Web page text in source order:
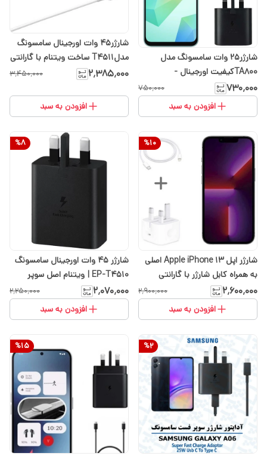
شارژر۲۵ وات سامسونگ مدل
TA800کیفیت اورجینال -
۷۳۰٬۰۰۰ ۷۵۰٬۰۰۰
افزودن به سبد
شارژر۴۵ وات اورجینال سامسونگ
مدلT4511 ساخت ویتنام با گارانتی
تعویض(ارسال رایگان با انتخاب
۲٬۳۸۵٬۰۰۰ ۳٬۴۵۰٬۰۰۰
افزودن به سبد
%10
شارژر اپل Apple iPhone 13 اصلی
به همراه کابل شارژر با گارانتی
شرکتی
۲٬۶۰۰٬۰۰۰ ۲٬۹۰۰٬۰۰۰
افزودن به سبد
%8
شارژر ۴۵ وات اورجینال سامسونگ
EP-T4510 | ویتنام اصل سوپر
فست شارژ Super Fast Charging
۲٬۰۷۰٬۰۰۰ ۲٬۲۵۰٬۰۰۰
افزودن به سبد
%2
%15